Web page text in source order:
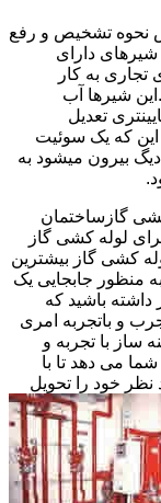
نحوه تشخیص و رفع
دارای
به کار
شیرها آب
تعدیل
این که یک سوئیت
از یک دیگ بیرون میشود به
گازساختمان
لوله کشی گاز
کشی گاز بیشترین
منظور جابجایی یک
داشته باشید که
و باتجربه امری
ساز با تجربه و
می دهد تا با
نظر خود را تحویل